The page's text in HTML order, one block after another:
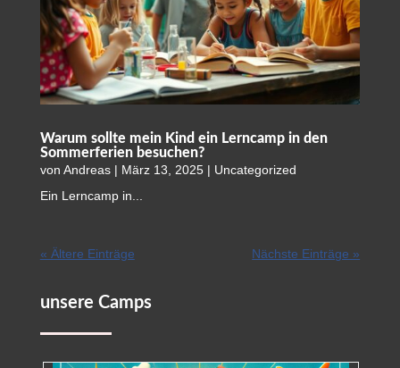
Warum sollte mein Kind ein Lerncamp in den
Sommerferien besuchen?
von Andreas| März 13, 2025| Uncategorized
Ein Lerncamp in...
« Ältere Einträge Nächste Einträge »
unsere Camps